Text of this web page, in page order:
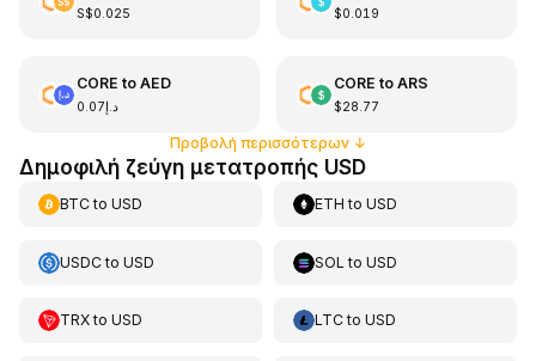
S$0.025 $0.019
CORE to AED
د.إ0.07
CORE to ARS
$28.77
Προβολή περισσότερων↓
Δημοφιλή ζεύγη μετατροπής USD
BTCto USD ETH toUSD
USDCto USD SOL toUSD
TRXto USD LTCtoUSD